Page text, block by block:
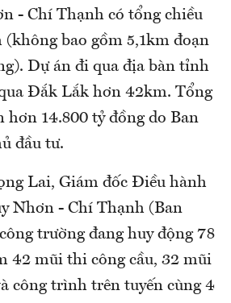
- Chí Thạnh có tổng chiều
(không bao gồm 5,1km đoạn
Dự án đi qua địa bàn tỉnh
Đắk Lắk hơn 42km. Tổng
hơn 14.800 tỷ đồng do Ban
đầu tư.
Lai, Giám đốc Điều hành
Nhơn - Chí Thạnh (Ban
trường đang huy động 78
42 mũi thi công cầu, 32 mũi
công trình trên tuyến cùng 4